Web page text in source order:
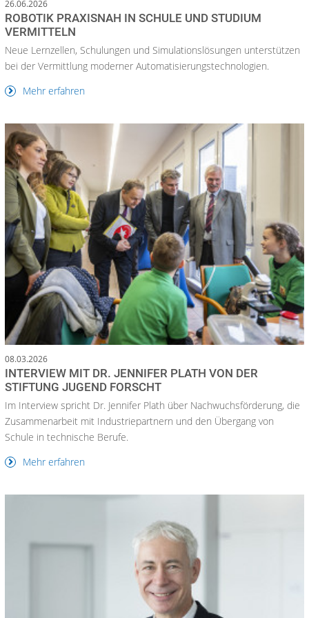
26.06.2026
ROBOTIK PRAXISNAH IN SCHULE UND STUDIUM
VERMITTELN
Neue Lernzellen, Schulungen und Simulationslösungen unterstützen
bei der Vermittlung moderner Automatisierungstechnologien.
Mehr erfahren
08.03.2026
INTERVIEW MIT DR. JENNIFER PLATH VON DER
STIFTUNG JUGEND FORSCHT
Im Interview spricht Dr. Jennifer Plath über Nachwuchsförderung, die
Zusammenarbeit mit Industriepartnern und den Übergang von
Schule in technische Berufe.
Mehr erfahren